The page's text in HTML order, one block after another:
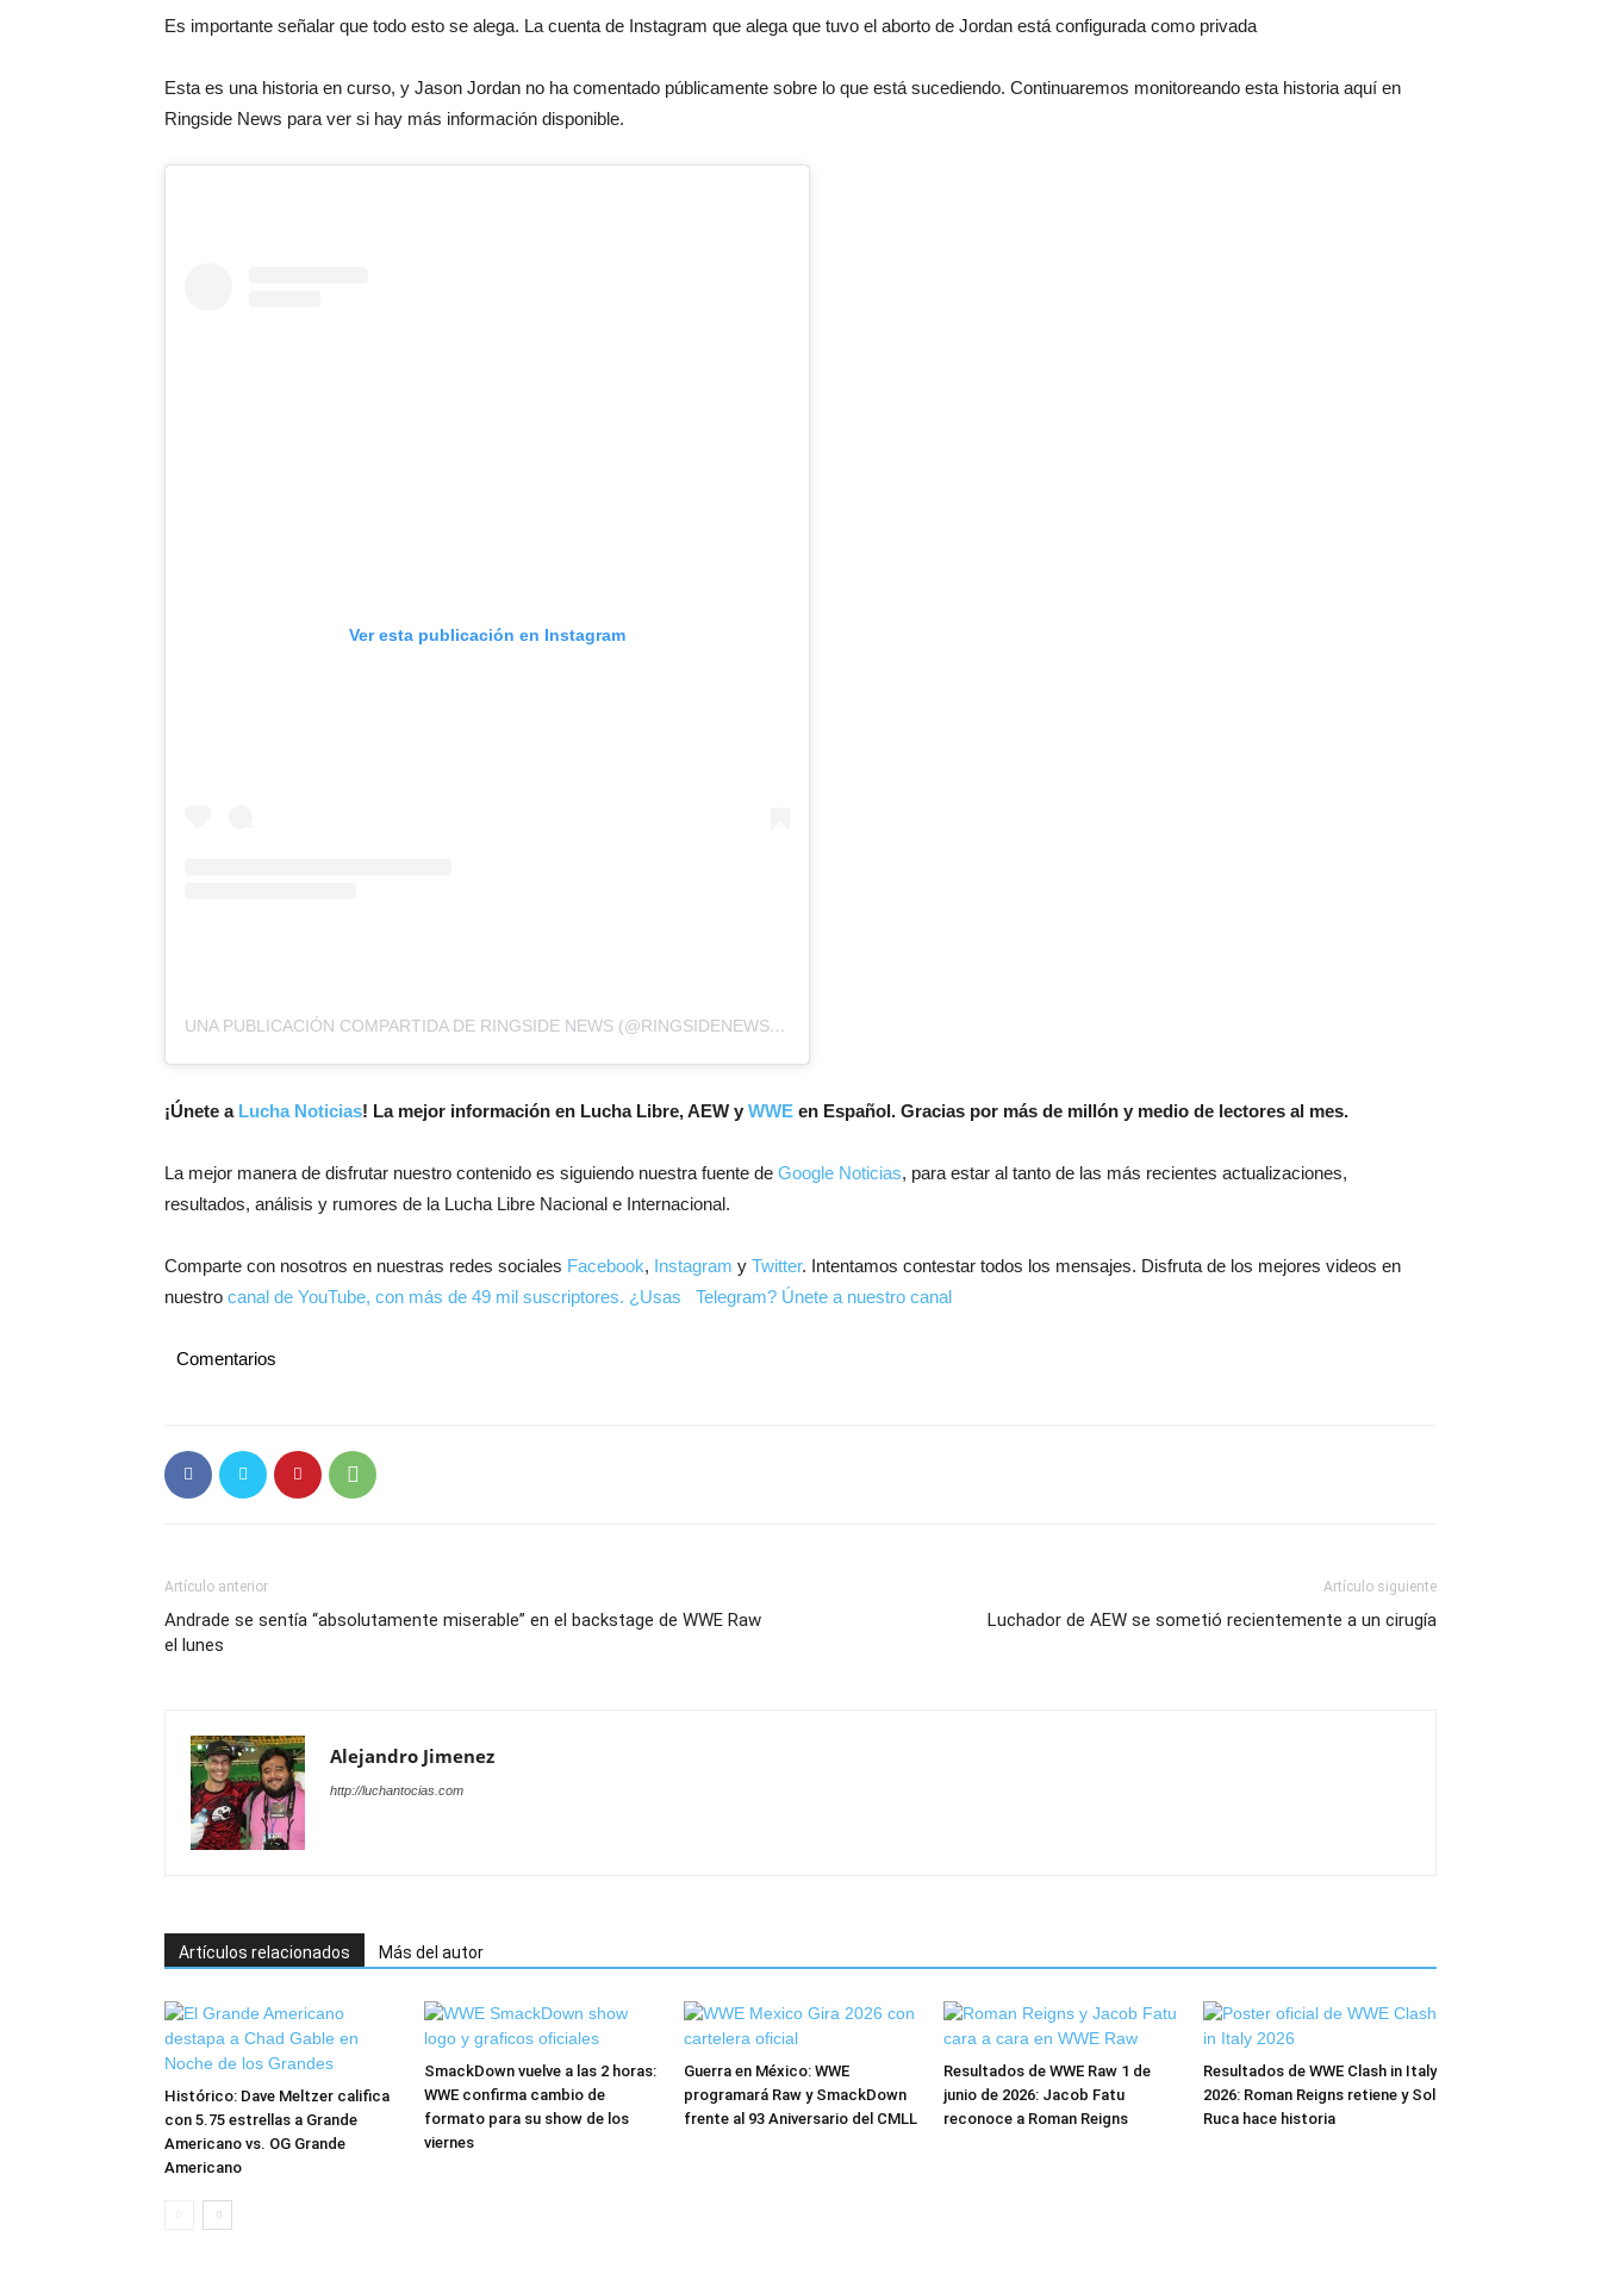
Es importante señalar que todo esto se alega. La cuenta de Instagram que alega que tuvo el aborto de Jordan está configurada como privada
Esta es una historia en curso, y Jason Jordan no ha comentado públicamente sobre lo que está sucediendo. Continuaremos monitoreando esta historia aquí en
Ringside News para ver si hay más información disponible.
Ver esta publicación en Instagram
UNA PUBLICACIÓN COMPARTIDA DE RINGSIDE NEWS (@RINGSIDENEWSCOM)
¡Únete a Lucha Noticias! La mejor información en Lucha Libre, AEW y WWE en Español. Gracias por más de millón y medio de lectores al mes.
La mejor manera de disfrutar nuestro contenido es siguiendo nuestra fuente de Google Noticias, para estar al tanto de las más recientes actualizaciones,
resultados, análisis y rumores de la Lucha Libre Nacional e Internacional.
Comparte con nosotros en nuestras redes sociales Facebook, Instagram y Twitter. Intentamos contestar todos los mensajes. Disfruta de los mejores videos en
nuestro canal de YouTube, con más de 49 mil suscriptores. ¿Usas Telegram? Únete a nuestro canal
Comentarios
Artículo anterior
Andrade se sentía “absolutamente miserable” en el backstage de WWE Raw
el lunes
Artículo siguiente
Luchador de AEW se sometió recientemente a un cirugía
Alejandro Jimenez
http://luchantocias.com
Artículos relacionados Más del autor
Histórico: Dave Meltzer califica
con 5.75 estrellas a Grande
Americano vs. OG Grande
Americano
SmackDown vuelve a las 2 horas:
WWE confirma cambio de
formato para su show de los
viernes
Guerra en México: WWE
programará Raw y SmackDown
frente al 93 Aniversario del CMLL
Resultados de WWE Raw 1 de
junio de 2026: Jacob Fatu
reconoce a Roman Reigns
Resultados de WWE Clash in Italy
2026: Roman Reigns retiene y Sol
Ruca hace historia